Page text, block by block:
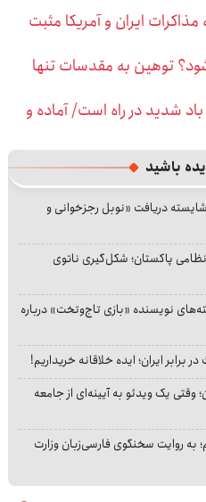
ایران و آمریکا مثبت
توهین به مقدسات تنها
و باد شدید در راه است/ آماده و
باشید
دریافت «نوبل رجزخوانی و
پاکستان؛ شکل‌گیری ناتوی
نویسنده «بازی تاج‌وتخت» درباره
برابر ایران؛ ایده خلاقانه خریداریم!
وقتی یک ویدئو به آیینه‌ای از جامعه
به روایت سخنگوی فارسی‌زبان وزارت